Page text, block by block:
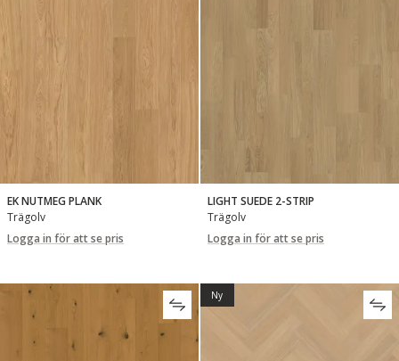
EK NUTMEG PLANK
Trägolv
Logga in för att se pris
LIGHT SUEDE 2-STRIP
Trägolv
Logga in för att se pris
Ny